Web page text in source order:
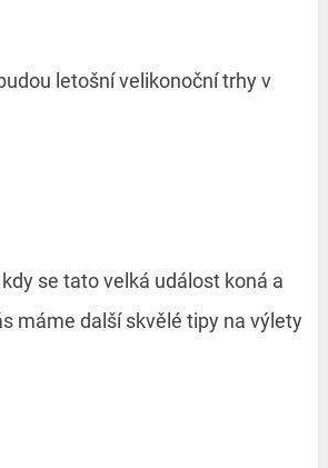
letošní velikonoční trhy v
se tato velká událost koná a
máme další skvělé tipy na výlety